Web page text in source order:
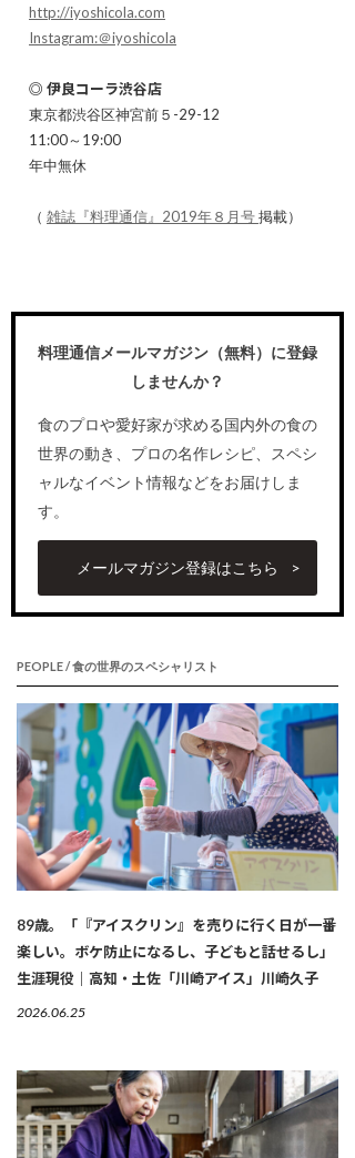
http://iyoshicola.com
Instagram:＠iyoshicola
◎ 伊良コーラ渋谷店
東京都渋谷区神宮前５-29-12
11:00～19:00
年中無休
（ 雑誌『料理通信』2019年８月号掲載）
料理通信メールマガジン（無料）に登録
しませんか？
食のプロや愛好家が求める国内外の食の
世界の動き、プロの名作レシピ、スペシ
ャルなイベント情報などをお届けしま
す。
メールマガジン登録はこちら
PEOPLE / 食の世界のスペシャリスト
89歳。「『アイスクリン』を売りに行く日が一番
楽しい。ボケ防止になるし、子どもと話せるし」
生涯現役｜高知・土佐「川崎アイス」川崎久子
2026.06.25